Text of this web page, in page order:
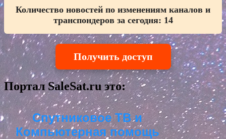
Количество новостей по изменениям каналов и
транспондеров за сегодня: 14
Получить доступ
Портал SaleSat.ru это:
Спутниковое ТВ и
Компьютерная помощь